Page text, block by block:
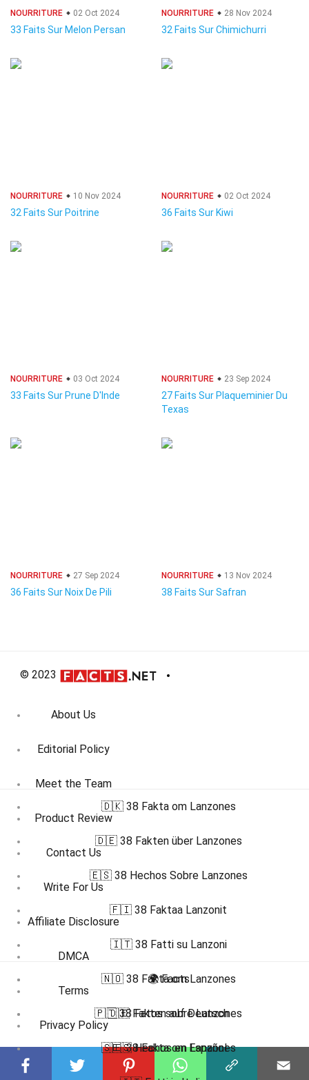
NOURRITURE 02 Oct 2024
33 Faits Sur Melon Persan
NOURRITURE 28 Nov 2024
32 Faits Sur Chimichurri
NOURRITURE 10 Nov 2024
32 Faits Sur Poitrine
NOURRITURE 02 Oct 2024
36 Faits Sur Kiwi
NOURRITURE 03 Oct 2024
33 Faits Sur Prune D'Inde
NOURRITURE 23 Sep 2024
27 Faits Sur Plaqueminier Du
Texas
NOURRITURE 27 Sep 2024
36 Faits Sur Noix De Pili
NOURRITURE 13 Nov 2024
38 Faits Sur Safran
© 2023
About Us
Editorial Policy
Meet the Team
Product Review
Contact Us
Write For Us
Affiliate Disclosure
DMCA
Terms
Privacy Policy
Submit Facts
🇩🇰 38 Fakta om Lanzones
🇩🇪 38 Fakten über Lanzones
🇪🇸 38 Hechos Sobre Lanzones
🇫🇮 38 Faktaa Lanzonit
🇮🇹 38 Fatti su Lanzoni
🇳🇴 38 Fakta om Lanzones
🇵🇹 38 Fatos sobre Lanzones
🇸🇪 38 Fakta om Lanzones
🌍 Facts
🇩🇪 Fakten auf Deutsch
🇪🇸 Hechos en Español